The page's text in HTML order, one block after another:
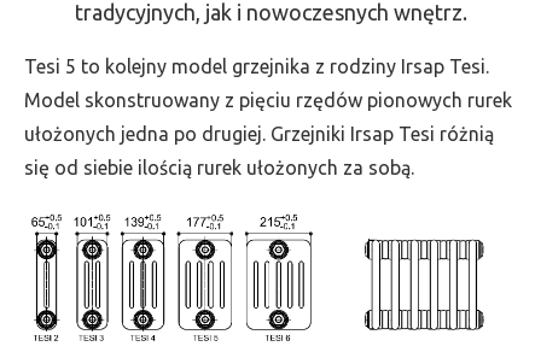
-
wys.
2000,
szer.
450,
2880
tradycyjnych, jak i nowoczesnych wnętrz.
Tesi 5 to kolejny model grzejnika z rodziny Irsap Tesi.
Model skonstruowany z pięciu rzędów pionowych rurek
ułożonych jedna po drugiej. Grzejniki Irsap Tesi różnią
się od siebie ilością rurek ułożonych za sobą.